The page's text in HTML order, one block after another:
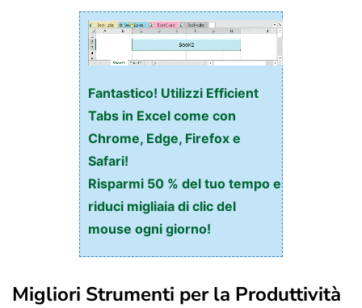
Fantastico! Utilizzi Efficient
Tabs in Excel come con
Chrome, Edge, Firefox e
Safari!
Risparmi 50 % del tuo tempo e
riduci migliaia di clic del
mouse ogni giorno!
Migliori Strumenti per la Produttività